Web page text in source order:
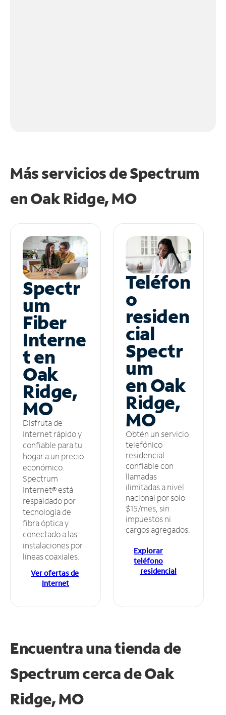
Más servicios de Spectrum
enOak Ridge, MO
Spectr
um
Fiber
Interne
t en
Oak
Ridge,
MO
Disfruta de
Internet rápido y
confiable para tu
hogar a un precio
económico.
Spectrum
Internet® está
respaldado por
tecnología de
fibra óptica y
conectado a las
instalaciones por
líneas coaxiales.
Ver ofertas de
Internet
Teléfon
o
residen
cial
Spectr
um
en Oak
Ridge,
MO
Obtén un servicio
telefónico
residencial
confiable con
llamadas
ilimitadas a nivel
nacional por solo
$15/mes, sin
impuestos ni
cargos agregados.
Explorar
teléfono
residencial
Encuentra una tienda de
Spectrumcerca de Oak
Ridge, MO